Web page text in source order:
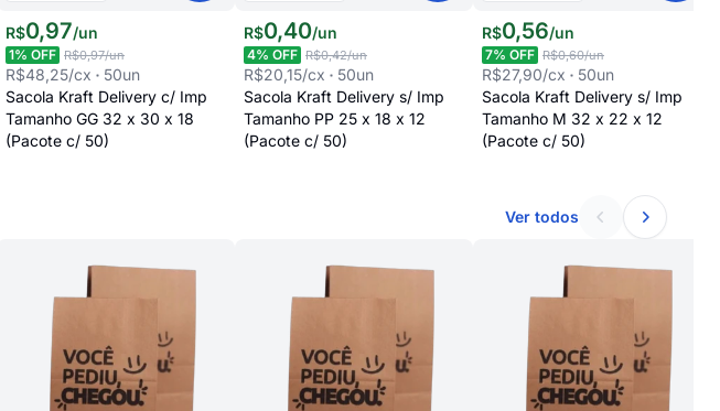
R$0,97/un
1% OFF R$0,97/un
R$48,25/cx 50un
Sacola Kraft Delivery c/ Imp
Tamanho GG 32 x 30 x 18
(Pacote c/ 50)
R$0,40/un
4% OFF R$0,42/un
R$20,15/cx 50un
Sacola Kraft Delivery s/ Imp
Tamanho PP 25 x 18 x 12
(Pacote c/ 50)
R$0,56/un
7% OFF R$0,60/un
R$27,90/cx 50un
Sacola Kraft Delivery s/ Imp
Tamanho M 32 x 22 x 12
(Pacote c/ 50)
Ver todos